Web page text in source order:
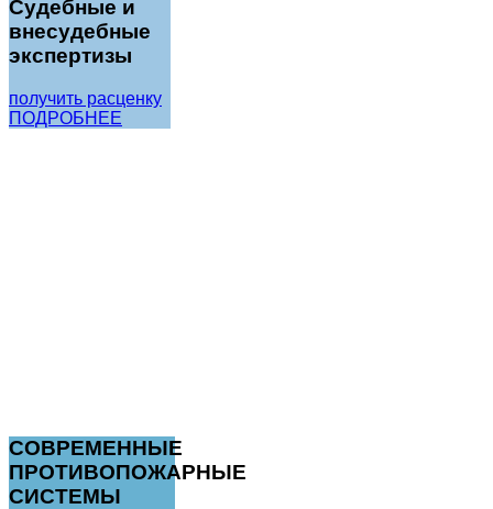
Судебные и
внесудебные
экспертизы
получить расценку
ПОДРОБНЕЕ
СОВРЕМЕННЫЕ
ПРОТИВОПОЖАРНЫЕ
СИСТЕМЫ